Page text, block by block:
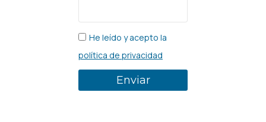
He leído y acepto la
política de privacidad
Enviar